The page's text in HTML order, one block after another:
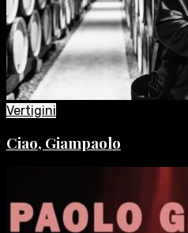
Vertigini
Ciao, Giampaolo